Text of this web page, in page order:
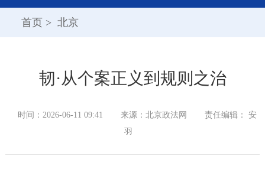
首页 > 北京
韧·从个案正义到规则之治
时间：2026-06-11 09:41 来源：北京政法网
责任编辑： 安
羽